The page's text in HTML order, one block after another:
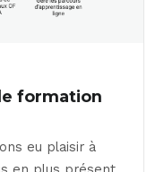
formation
eu plaisir à